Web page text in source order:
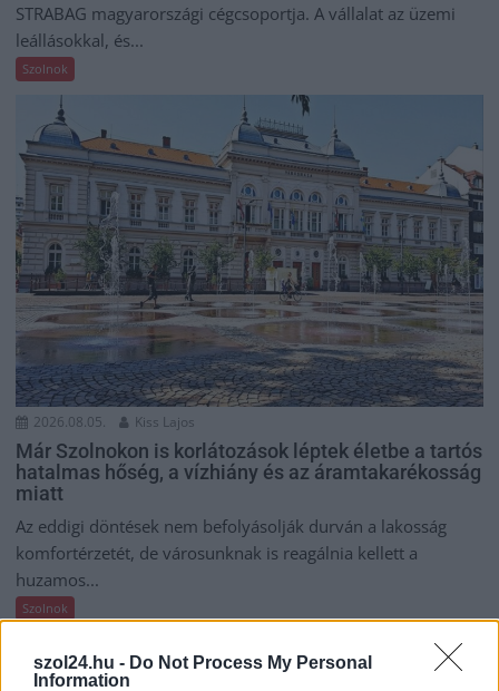
szol24.hu - Do Not Process My Personal
Information
STRABAG magyarországi cégcsoportja. A vállalat az üzemi
leállásokkal, és...
Szolnok
2026.08.05. Kiss Lajos
Már Szolnokon is korlátozások léptek életbe a tartós
hatalmas hőség, a vízhiány és az áramtakarékosság
miatt
Az eddigi döntések nem befolyásolják durván a lakosság
komfortérzetét, de városunknak is reagálnia kellett a
huzamos...
Szolnok